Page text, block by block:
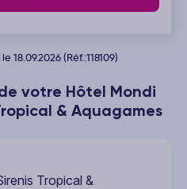
votre Hôtel Mondi
& Aquagames
Tropical &
18.09.2026 (Réf.:118109)